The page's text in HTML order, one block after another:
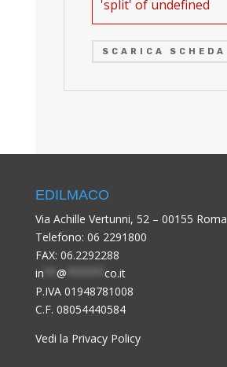
'split' of undefined
SCARICA SCHEDA
EDILMACO
Via Achille Vertunni, 52 – 00155 Roma
Telefono: 06 2291800
FAX: 06.2292288
in
@
co.it
P.IVA 01948781008
C.F. 08054440584
Vedi la Privacy Policy